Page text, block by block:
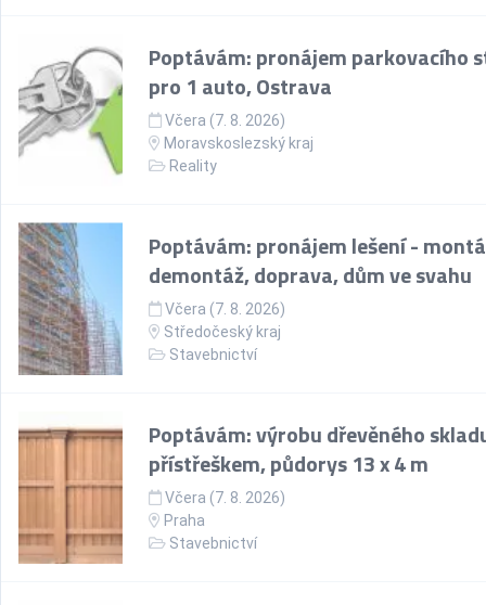
Poptávám: pronájem parkovacího
pro 1 auto, Ostrava
Včera (7. 8. 2026)
Moravskoslezský kraj
Reality
Poptávám: pronájem lešení -
demontáž, doprava, dům ve svahu
Včera (7. 8. 2026)
Středočeský kraj
Stavebnictví
Poptávám: výrobu dřevěného
přístřeškem, půdorys 13 x 4 m
Včera (7. 8. 2026)
Praha
Stavebnictví